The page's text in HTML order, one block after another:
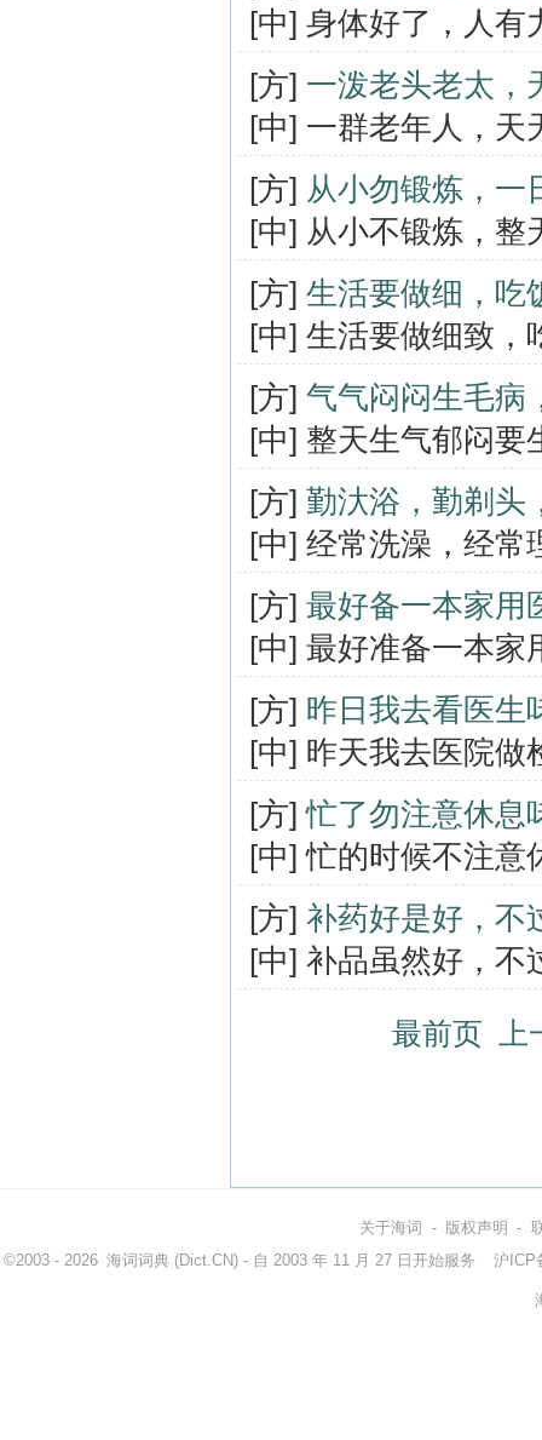
[中] 身体好了，人有
[方] 一泼老头老太，
[中] 一群老年人，天
[方] 从小勿锻炼，一
[中] 从小不锻炼，整
[方] 生活要做细，吃
[中] 生活要做细致，
[方] 气气闷闷生毛病
[中] 整天生气郁闷要
[方] 勤汏浴，勤剃头
[中] 经常洗澡，经常
[方] 最好备一本家用
[中] 最好准备一本家
[方] 昨日我去看医生
[中] 昨天我去医院做
[方]忙了勿注意休息
[中] 忙的时候不注意
[方] 补药好是好，不
[中] 补品虽然好，不
最前页
关于海词 - 版权声明 -
©2003 - 2026 海词词典 (Dict.CN) - 自 2003 年 11 月 27 日开始服务 沪ICP